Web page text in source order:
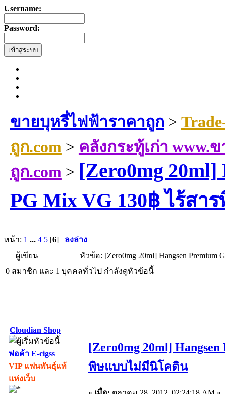
Username:
Password:
ขายบุหรี่ไฟฟ้าราคาถูก >
ถูก.com> คลังกระทู้เก่า www.
ถูก.com> [Zero0mg 20ml]
PG Mix VG 130฿ ไร้ส
หน้า: 1 ... 4 5 [6] ลงล่าง
ผู้เขียน
หัวข้อ: [Zero0mg 20ml] Hangsen
0 สมาชิก และ 1 บุคคลทั่วไป กำลังดูหัวข้อนี้
Cloudian Shop
พ่อค้า E-cigss
VIP แฟนพันธุ์แท้
แห่งเว็บ
[Zero0mg 20ml]
พิษแบบไม่มีนิโคติน